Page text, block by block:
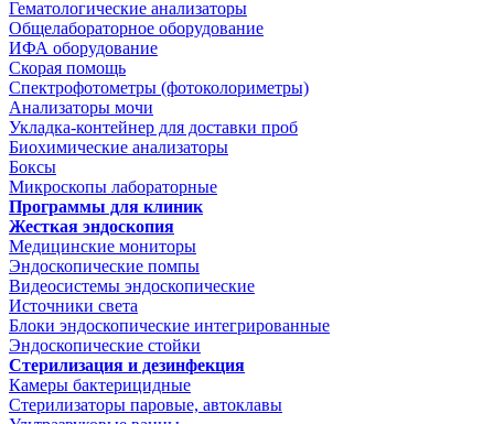
Гематологические анализаторы
Общелабораторное оборудование
ИФА оборудование
Скорая помощь
Спектрофотометры (фотоколориметры)
Анализаторы мочи
Укладка-контейнер для доставки проб
Биохимические анализаторы
Боксы
Микроскопы лабораторные
Программы для клиник
Жесткая эндоскопия
Медицинские мониторы
Эндоскопические помпы
Видеосистемы эндоскопические
Источники света
Блоки эндоскопические интегрированные
Эндоскопические стойки
Стерилизация и дезинфекция
Камеры бактерицидные
Стерилизаторы паровые, автоклавы